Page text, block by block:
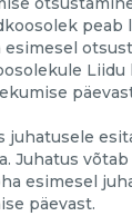
peab
Liidu
juhatusele
Juhatus
esimesel
päevast.